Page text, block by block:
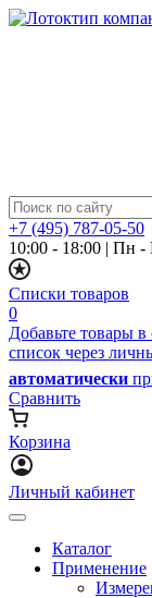
+7 (495) 787-05-50
10:00 - 18:00 | Пн -
Списки товаров
0
Добавьте товары в
список через
автоматически
Сравнить
Корзина
Личный кабинет
Каталог
Применение